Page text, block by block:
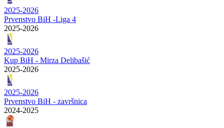
2025-2026
Prvenstvo BiH -Liga 4
2025-2026
2025-2026
Kup BiH - Mirza Delibašić
2025-2026
2025-2026
Prvenstvo BiH - završnica
2024-2025